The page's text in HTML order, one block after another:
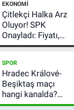
verdi
EKONOMI
Çitlekçi Halka Arz
Oluyor! SPK
Onayladı: Fiyatı,
Lot Sayısı ve
Tarihi
SPOR
Hradec Králové-
Beşiktaş maçı
hangi kanalda?
Şifresiz canlı yayın